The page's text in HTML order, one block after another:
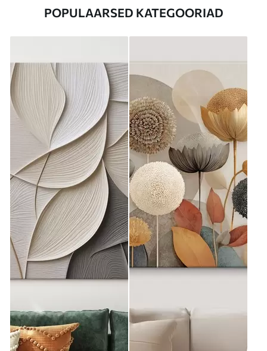
POPULAARSED KATEGOORIAD